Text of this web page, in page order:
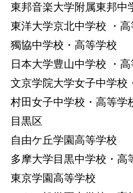
東邦音楽大学附属東邦中
東洋大学京北中学校 ・高
獨協中学校・高等学校
日本大学豊山中学校 ・
文京学院大学女子中学校
村田女子中学校・高等学
目黒区
自由ケ丘学園高等学校
多摩大学目黒中学校・高
東京学園高等学校